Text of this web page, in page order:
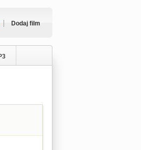
Dodaj film